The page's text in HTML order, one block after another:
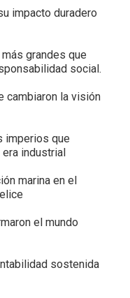
impacto duradero
grandes que
social.
cambiaron la visión
imperios que
industrial
marina en el
el mundo
sostenida